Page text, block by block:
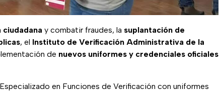
y combatir fraudes, la suplantación de
, el Instituto de Verificación Administrativa de la
de nuevos uniformes y credenciales oficiales
en Funciones de Verificación con uniformes